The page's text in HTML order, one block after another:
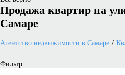
Продажа квартир на
Самаре
Агентство недвижимости в Самаре
Фильтр